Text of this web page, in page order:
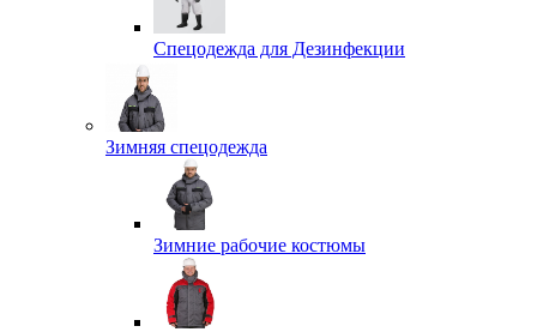
Спецодежда для Дезинфекции
Зимняя спецодежда
Зимние рабочие костюмы